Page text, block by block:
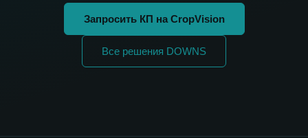
Запросить КП на CropVision
Все решения DOWNS